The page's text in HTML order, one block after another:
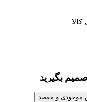
بگیرید
موجودی و مقصد